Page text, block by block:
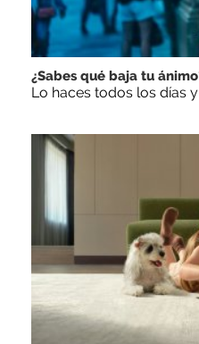
¿Sabes qué baja tu
Lo haces todos los días